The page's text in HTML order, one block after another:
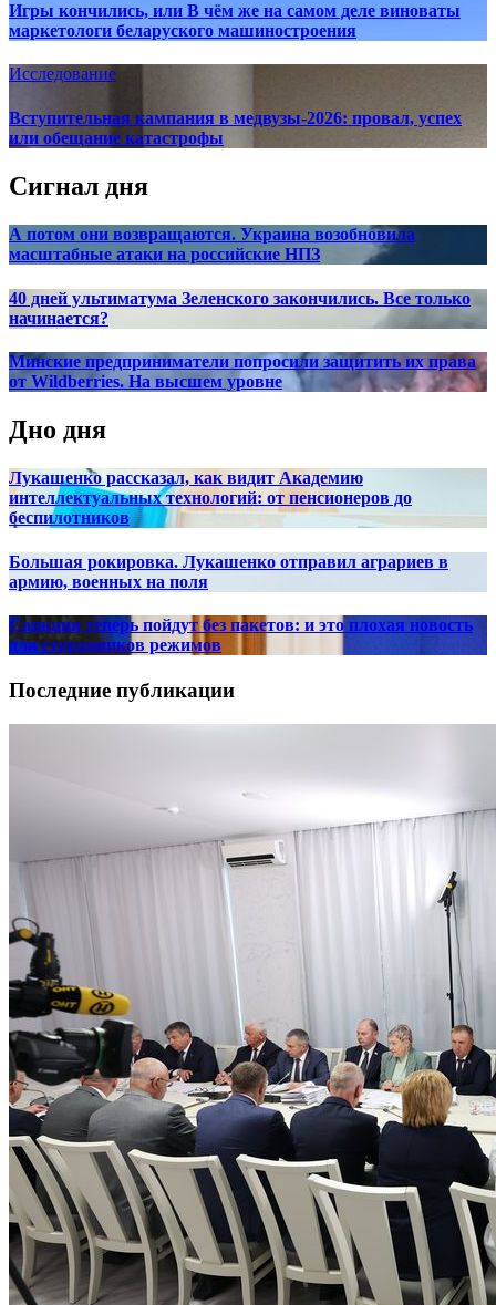
Игры кончились, или В чём же на самом деле виноваты
маркетологи беларуского машиностроения
Исследование
Вступительная кампания в медвузы-2026: провал, успех
или обещание катастрофы
Сигнал дня
А потом они возвращаются. Украина возобновила
масштабные атаки на российские НПЗ
40 дней ультиматума Зеленского закончились. Все только
начинается?
Минские предприниматели попросили защитить их права
от Wildberries. На высшем уровне
Дно дня
Лукашенко рассказал, как видит Академию
интеллектуальных технологий: от пенсионеров до
беспилотников
Большая рокировка. Лукашенко отправил аграриев в
армию, военных на поля
Санкции теперь пойдут без пакетов: и это плохая новость
для сторонников режимов
Последние публикации